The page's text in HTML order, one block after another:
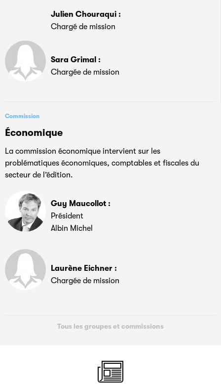
Julien Chouraqui :
Chargé de mission
Sara Grimal :
Chargée de mission
Commission
Économique
La commission économique intervient sur les
problématiques économiques, comptables et fiscales du
secteur de l’édition.
Guy Maucollot :
Président
Albin Michel
Laurène Eichner :
Chargée de mission
Tous les groupes et commissions